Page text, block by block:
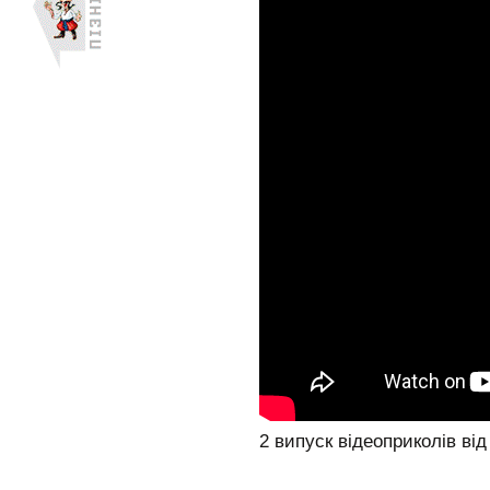
2 випуск відеоприколів